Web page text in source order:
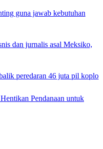
guna jawab kebutuhan
dan jurnalis asal Meksiko,
peredaran 46 juta pil koplo
Pendanaan untuk